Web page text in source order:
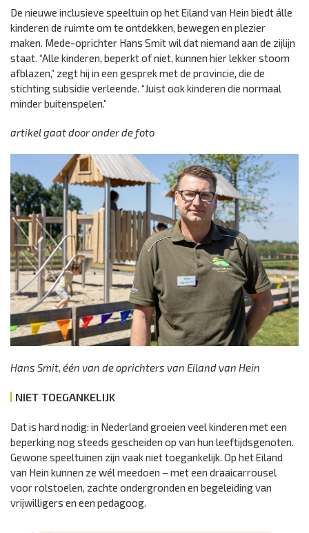
De nieuwe inclusieve speeltuin op het Eiland van Hein biedt álle
kinderen de ruimte om te ontdekken, bewegen en plezier
maken. Mede-oprichter Hans Smit wil dat niemand aan de zijlijn
staat. “Alle kinderen, beperkt of niet, kunnen hier lekker stoom
afblazen,” zegt hij in een gesprek met de provincie, die de
stichting subsidie verleende. “Juist ook kinderen die normaal
minder buitenspelen.”
artikel gaat door onder de foto
Hans Smit, één van de oprichters van Eiland van Hein
NIET TOEGANKELIJK
Dat is hard nodig: in Nederland groeien veel kinderen met een
beperking nog steeds gescheiden op van hun leeftijdsgenoten.
Gewone speeltuinen zijn vaak niet toegankelijk. Op het Eiland
van Hein kunnen ze wél meedoen – met een draaicarrousel
voor rolstoelen, zachte ondergronden en begeleiding van
vrijwilligers en een pedagoog.